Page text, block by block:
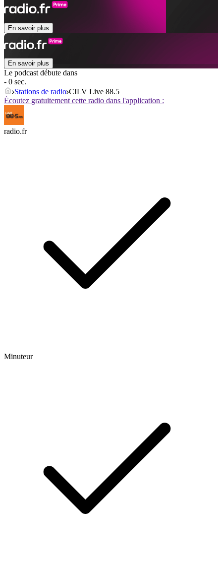
En savoir plus
En savoir plus
Le podcast débute dans
- 0 sec.
Stations de radio CILV Live 88.5
Écoutez gratuitement cette radio dans l'application :
radio.fr
Minuteur